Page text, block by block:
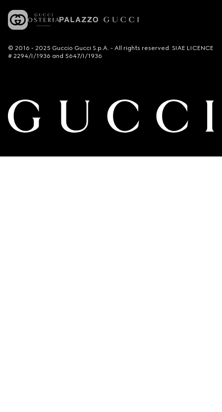
© 2016 - 2025 Guccio Gucci S.p.A. - All rights reserved. SIAE LICENCE
# 2294/I/1936 and 5647/I/1936